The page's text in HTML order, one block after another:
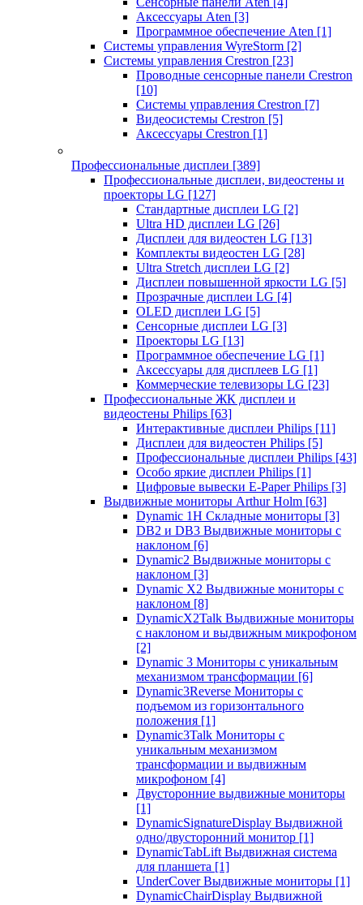
Аксессуары Aten [3]
Программное обеспечение Aten [1]
Системы управления WyreStorm [2]
Системы управления Crestron [23]
Проводные сенсорные панели Crestron
[10]
Системы управления Crestron [7]
Видеосистемы Crestron [5]
Аксессуары Crestron [1]
Профессиональные дисплеи [389]
Профессиональные дисплеи, видеостены и
проекторы LG [127]
Стандартные дисплеи LG [2]
Ultra HD дисплеи LG [26]
Дисплеи для видеостен LG [13]
Комплекты видеостен LG [28]
Ultra Stretch дисплеи LG [2]
Дисплеи повышенной яркости LG [5]
Прозрачные дисплеи LG [4]
OLED дисплеи LG [5]
Сенсорные дисплеи LG [3]
Проекторы LG [13]
Программное обеспечение LG [1]
Аксессуары для дисплеев LG [1]
Коммерческие телевизоры LG [23]
Профессиональные ЖК дисплеи и
видеостены Philips [63]
Интерактивные дисплеи Philips [11]
Дисплеи для видеостен Philips [5]
Профессиональные дисплеи Philips [43]
Особо яркие дисплеи Philips [1]
Цифровые вывески E-Paper Philips [3]
Выдвижные мониторы Arthur Holm [63]
Dynamic 1Н Складные мониторы [3]
DB2 и DB3 Выдвижные мониторы с
наклоном [6]
Dynamic2 Выдвижные мониторы с
наклоном [3]
Dynamic X2 Выдвижные мониторы с
наклоном [8]
DynamicX2Talk Выдвижные мониторы
с наклоном и выдвижным микрофоном
[2]
Dynamic 3 Мониторы с уникальным
механизмом трансформации [6]
Dynamic3Reverse Мониторы с
подъемом из горизонтального
положения [1]
Dynamic3Talk Мониторы с
уникальным механизмом
трансформации и выдвижным
микрофоном [4]
Двусторонние выдвижные мониторы
[1]
DynamicSignatureDisplay Выдвижной
одно/двусторонний монитор [1]
DynamicTabLift Выдвижная система
для планшета [1]
UnderCover Выдвижные мониторы [1]
DynamicChairDisplay Выдвижной